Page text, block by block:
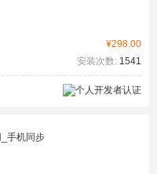
¥298.00
安装次数: 1541